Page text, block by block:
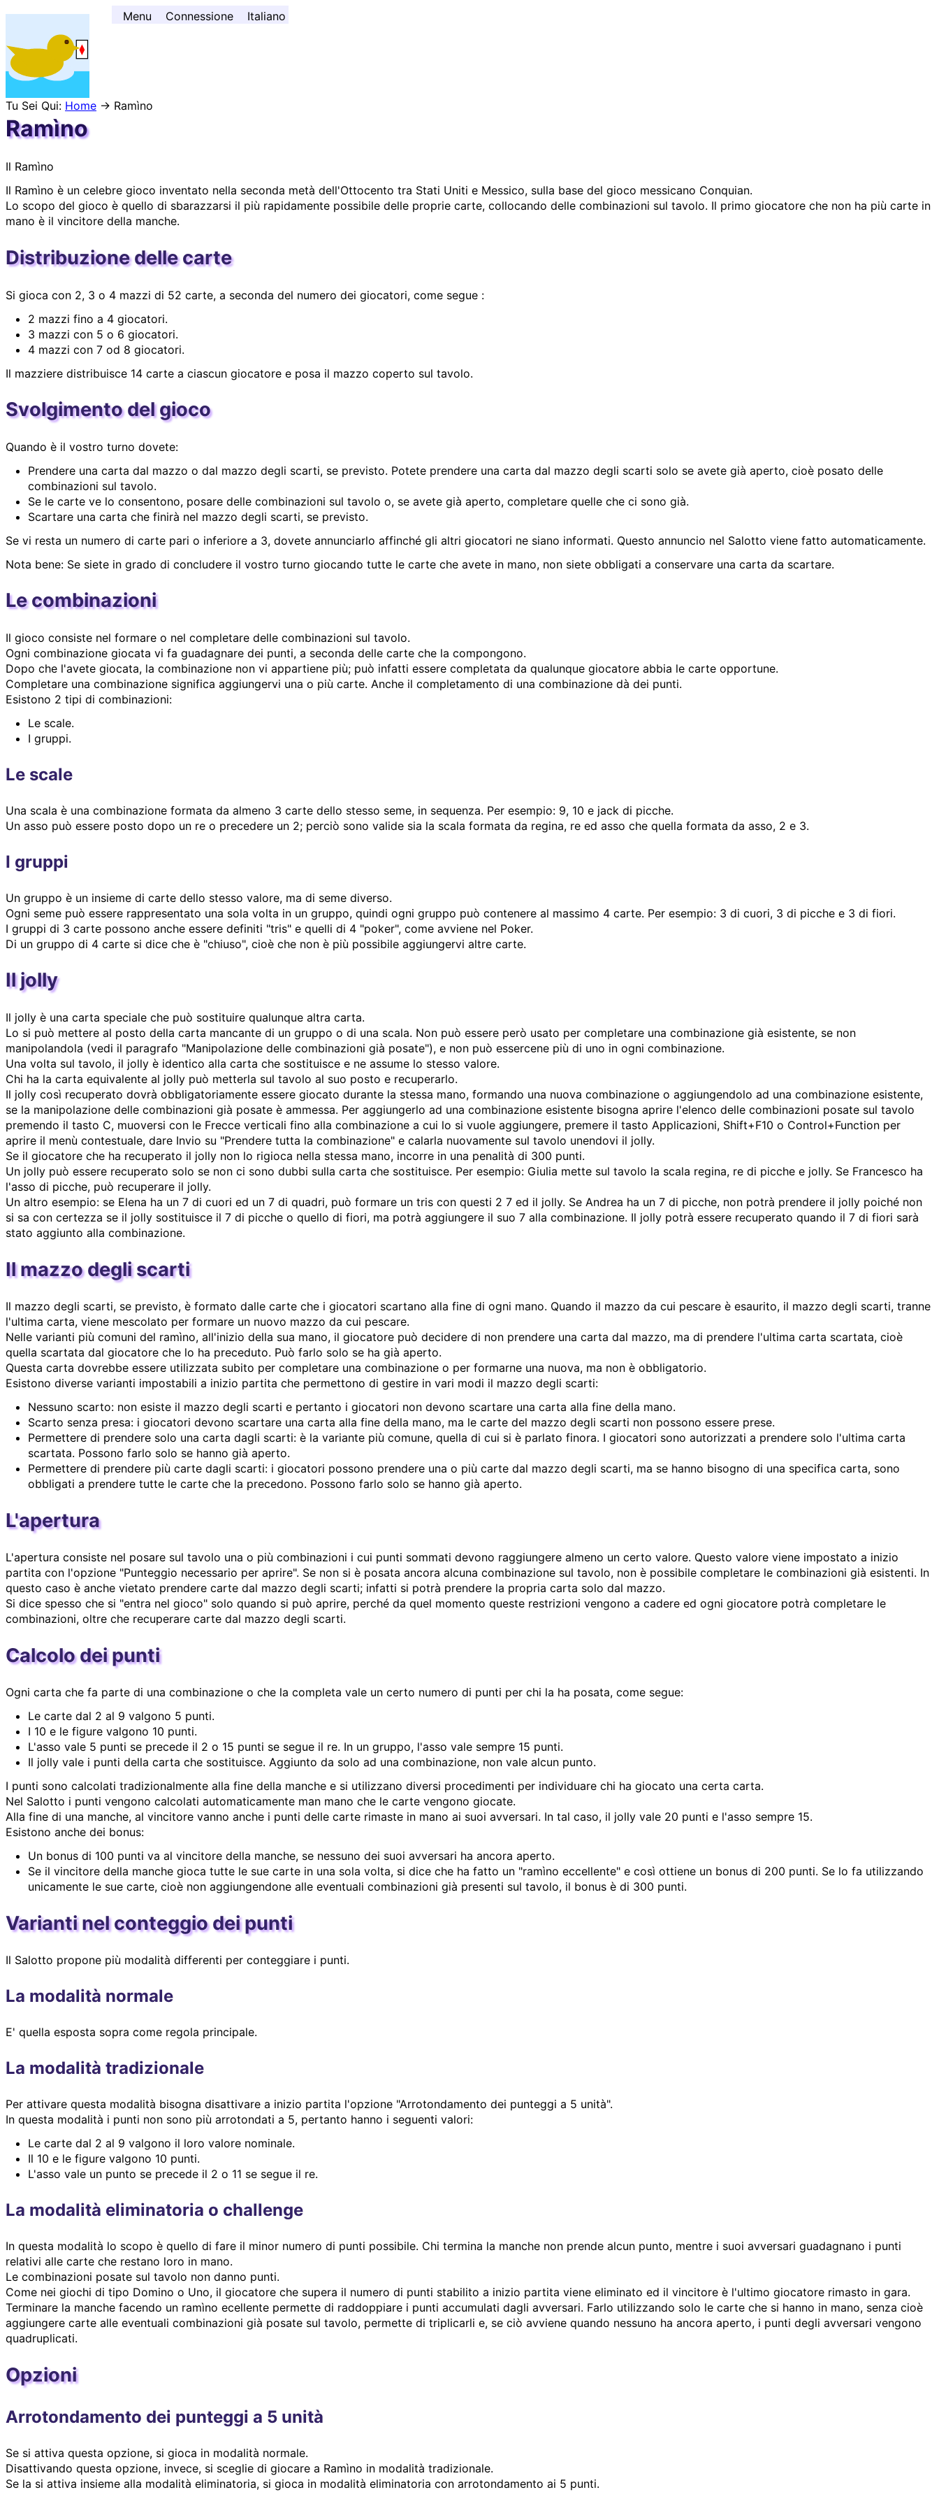
al contenuto ↓ Menu Connessione Italiano
Tu Sei Qui: Home → Ramìno
Ramìno
Il Ramìno
Il Ramìno è un celebre gioco inventato nella seconda metà dell'Ottocento tra Stati Uniti e Messico, sulla base del gioco messicano Conquian.
Lo scopo del gioco è quello di sbarazzarsi il più rapidamente possibile delle proprie carte, collocando delle combinazioni sul tavolo. Il primo giocatore che non ha più carte in
mano è il vincitore della manche.
Distribuzione delle carte
Si gioca con 2, 3 o 4 mazzi di 52 carte, a seconda del numero dei giocatori, come segue :
2 mazzi fino a 4 giocatori.
3 mazzi con 5 o 6 giocatori.
4 mazzi con 7 od 8 giocatori.
Il mazziere distribuisce 14 carte a ciascun giocatore e posa il mazzo coperto sul tavolo.
Svolgimento del gioco
Quando è il vostro turno dovete:
Prendere una carta dal mazzo o dal mazzo degli scarti, se previsto. Potete prendere una carta dal mazzo degli scarti solo se avete già aperto, cioè posato delle
combinazioni sul tavolo.
Se le carte ve lo consentono, posare delle combinazioni sul tavolo o, se avete già aperto, completare quelle che ci sono già.
Scartare una carta che finirà nel mazzo degli scarti, se previsto.
Se vi resta un numero di carte pari o inferiore a 3, dovete annunciarlo affinché gli altri giocatori ne siano informati. Questo annuncio nel Salotto viene fatto automaticamente.
Nota bene: Se siete in grado di concludere il vostro turno giocando tutte le carte che avete in mano, non siete obbligati a conservare una carta da scartare.
Le combinazioni
Il gioco consiste nel formare o nel completare delle combinazioni sul tavolo.
Ogni combinazione giocata vi fa guadagnare dei punti, a seconda delle carte che la compongono.
Dopo che l'avete giocata, la combinazione non vi appartiene più; può infatti essere completata da qualunque giocatore abbia le carte opportune.
Completare una combinazione significa aggiungervi una o più carte. Anche il completamento di una combinazione dà dei punti.
Esistono 2 tipi di combinazioni:
Le scale.
I gruppi.
Le scale
Una scala è una combinazione formata da almeno 3 carte dello stesso seme, in sequenza. Per esempio: 9, 10 e jack di picche.
Un asso può essere posto dopo un re o precedere un 2; perciò sono valide sia la scala formata da regina, re ed asso che quella formata da asso, 2 e 3.
I gruppi
Un gruppo è un insieme di carte dello stesso valore, ma di seme diverso.
Ogni seme può essere rappresentato una sola volta in un gruppo, quindi ogni gruppo può contenere al massimo 4 carte. Per esempio: 3 di cuori, 3 di picche e 3 di fiori.
I gruppi di 3 carte possono anche essere definiti "tris" e quelli di 4 "poker", come avviene nel Poker.
Di un gruppo di 4 carte si dice che è "chiuso", cioè che non è più possibile aggiungervi altre carte.
Il jolly
Il jolly è una carta speciale che può sostituire qualunque altra carta.
Lo si può mettere al posto della carta mancante di un gruppo o di una scala. Non può essere però usato per completare una combinazione già esistente, se non
manipolandola (vedi il paragrafo "Manipolazione delle combinazioni già posate"), e non può essercene più di uno in ogni combinazione.
Una volta sul tavolo, il jolly è identico alla carta che sostituisce e ne assume lo stesso valore.
Chi ha la carta equivalente al jolly può metterla sul tavolo al suo posto e recuperarlo.
Il jolly così recuperato dovrà obbligatoriamente essere giocato durante la stessa mano, formando una nuova combinazione o aggiungendolo ad una combinazione esistente,
se la manipolazione delle combinazioni già posate è ammessa. Per aggiungerlo ad una combinazione esistente bisogna aprire l'elenco delle combinazioni posate sul tavolo
premendo il tasto C, muoversi con le Frecce verticali fino alla combinazione a cui lo si vuole aggiungere, premere il tasto Applicazioni, Shift+F10 o Control+Function per
aprire il menù contestuale, dare Invio su "Prendere tutta la combinazione" e calarla nuovamente sul tavolo unendovi il jolly.
Se il giocatore che ha recuperato il jolly non lo rigioca nella stessa mano, incorre in una penalità di 300 punti.
Un jolly può essere recuperato solo se non ci sono dubbi sulla carta che sostituisce. Per esempio: Giulia mette sul tavolo la scala regina, re di picche e jolly. Se Francesco ha
l'asso di picche, può recuperare il jolly.
Un altro esempio: se Elena ha un 7 di cuori ed un 7 di quadri, può formare un tris con questi 2 7 ed il jolly. Se Andrea ha un 7 di picche, non potrà prendere il jolly poiché non
si sa con certezza se il jolly sostituisce il 7 di picche o quello di fiori, ma potrà aggiungere il suo 7 alla combinazione. Il jolly potrà essere recuperato quando il 7 di fiori sarà
stato aggiunto alla combinazione.
Il mazzo degli scarti
Il mazzo degli scarti, se previsto, è formato dalle carte che i giocatori scartano alla fine di ogni mano. Quando il mazzo da cui pescare è esaurito, il mazzo degli scarti, tranne
l'ultima carta, viene mescolato per formare un nuovo mazzo da cui pescare.
Nelle varianti più comuni del ramìno, all'inizio della sua mano, il giocatore può decidere di non prendere una carta dal mazzo, ma di prendere l'ultima carta scartata, cioè
quella scartata dal giocatore che lo ha preceduto. Può farlo solo se ha già aperto.
Questa carta dovrebbe essere utilizzata subito per completare una combinazione o per formarne una nuova, ma non è obbligatorio.
Esistono diverse varianti impostabili a inizio partita che permettono di gestire in vari modi il mazzo degli scarti:
Nessuno scarto: non esiste il mazzo degli scarti e pertanto i giocatori non devono scartare una carta alla fine della mano.
Scarto senza presa: i giocatori devono scartare una carta alla fine della mano, ma le carte del mazzo degli scarti non possono essere prese.
Permettere di prendere solo una carta dagli scarti: è la variante più comune, quella di cui si è parlato finora. I giocatori sono autorizzati a prendere solo l'ultima carta
scartata. Possono farlo solo se hanno già aperto.
Permettere di prendere più carte dagli scarti: i giocatori possono prendere una o più carte dal mazzo degli scarti, ma se hanno bisogno di una specifica carta, sono
obbligati a prendere tutte le carte che la precedono. Possono farlo solo se hanno già aperto.
L'apertura
L'apertura consiste nel posare sul tavolo una o più combinazioni i cui punti sommati devono raggiungere almeno un certo valore. Questo valore viene impostato a inizio
partita con l'opzione "Punteggio necessario per aprire". Se non si è posata ancora alcuna combinazione sul tavolo, non è possibile completare le combinazioni già esistenti. In
questo caso è anche vietato prendere carte dal mazzo degli scarti; infatti si potrà prendere la propria carta solo dal mazzo.
Si dice spesso che si "entra nel gioco" solo quando si può aprire, perché da quel momento queste restrizioni vengono a cadere ed ogni giocatore potrà completare le
combinazioni, oltre che recuperare carte dal mazzo degli scarti.
Calcolo dei punti
Ogni carta che fa parte di una combinazione o che la completa vale un certo numero di punti per chi la ha posata, come segue:
Le carte dal 2 al 9 valgono 5 punti.
I 10 e le figure valgono 10 punti.
L'asso vale 5 punti se precede il 2 o 15 punti se segue il re. In un gruppo, l'asso vale sempre 15 punti.
Il jolly vale i punti della carta che sostituisce. Aggiunto da solo ad una combinazione, non vale alcun punto.
I punti sono calcolati tradizionalmente alla fine della manche e si utilizzano diversi procedimenti per individuare chi ha giocato una certa carta.
Nel Salotto i punti vengono calcolati automaticamente man mano che le carte vengono giocate.
Alla fine di una manche, al vincitore vanno anche i punti delle carte rimaste in mano ai suoi avversari. In tal caso, il jolly vale 20 punti e l'asso sempre 15.
Esistono anche dei bonus:
Un bonus di 100 punti va al vincitore della manche, se nessuno dei suoi avversari ha ancora aperto.
Se il vincitore della manche gioca tutte le sue carte in una sola volta, si dice che ha fatto un "ramìno eccellente" e così ottiene un bonus di 200 punti. Se lo fa utilizzando
unicamente le sue carte, cioè non aggiungendone alle eventuali combinazioni già presenti sul tavolo, il bonus è di 300 punti.
Varianti nel conteggio dei punti
Il Salotto propone più modalità differenti per conteggiare i punti.
La modalità normale
E' quella esposta sopra come regola principale.
La modalità tradizionale
Per attivare questa modalità bisogna disattivare a inizio partita l'opzione "Arrotondamento dei punteggi a 5 unità".
In questa modalità i punti non sono più arrotondati a 5, pertanto hanno i seguenti valori:
Le carte dal 2 al 9 valgono il loro valore nominale.
Il 10 e le figure valgono 10 punti.
L'asso vale un punto se precede il 2 o 11 se segue il re.
La modalità eliminatoria o challenge
In questa modalità lo scopo è quello di fare il minor numero di punti possibile. Chi termina la manche non prende alcun punto, mentre i suoi avversari guadagnano i punti
relativi alle carte che restano loro in mano.
Le combinazioni posate sul tavolo non danno punti.
Come nei giochi di tipo Domino o Uno, il giocatore che supera il numero di punti stabilito a inizio partita viene eliminato ed il vincitore è l'ultimo giocatore rimasto in gara.
Terminare la manche facendo un ramìno ecellente permette di raddoppiare i punti accumulati dagli avversari. Farlo utilizzando solo le carte che si hanno in mano, senza cioè
aggiungere carte alle eventuali combinazioni già posate sul tavolo, permette di triplicarli e, se ciò avviene quando nessuno ha ancora aperto, i punti degli avversari vengono
quadruplicati.
Opzioni
Arrotondamento dei punteggi a 5 unità
Se si attiva questa opzione, si gioca in modalità normale.
Disattivando questa opzione, invece, si sceglie di giocare a Ramìno in modalità tradizionale.
Se la si attiva insieme alla modalità eliminatoria, si gioca in modalità eliminatoria con arrotondamento ai 5 punti.